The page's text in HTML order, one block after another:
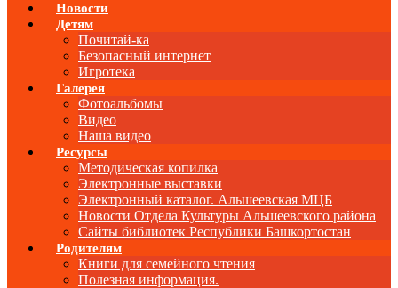
Новости
Детям
Почитай-ка
Безопасный интернет
Игротека
Галерея
Фотоальбомы
Видео
Наша видео
Ресурсы
Методическая копилка
Электронные выставки
Электронный каталог. Альшеевская МЦБ
Новости Отдела Культуры Альшеевского района
Сайты библиотек Республики Башкортостан
Родителям
Книги для семейного чтения
Полезная информация.